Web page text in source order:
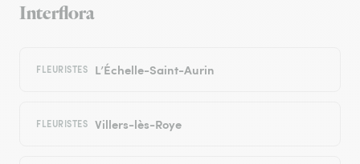
Interflora
FLEURISTES L’Échelle-Saint-Aurin
FLEURISTES Villers-lès-Roye